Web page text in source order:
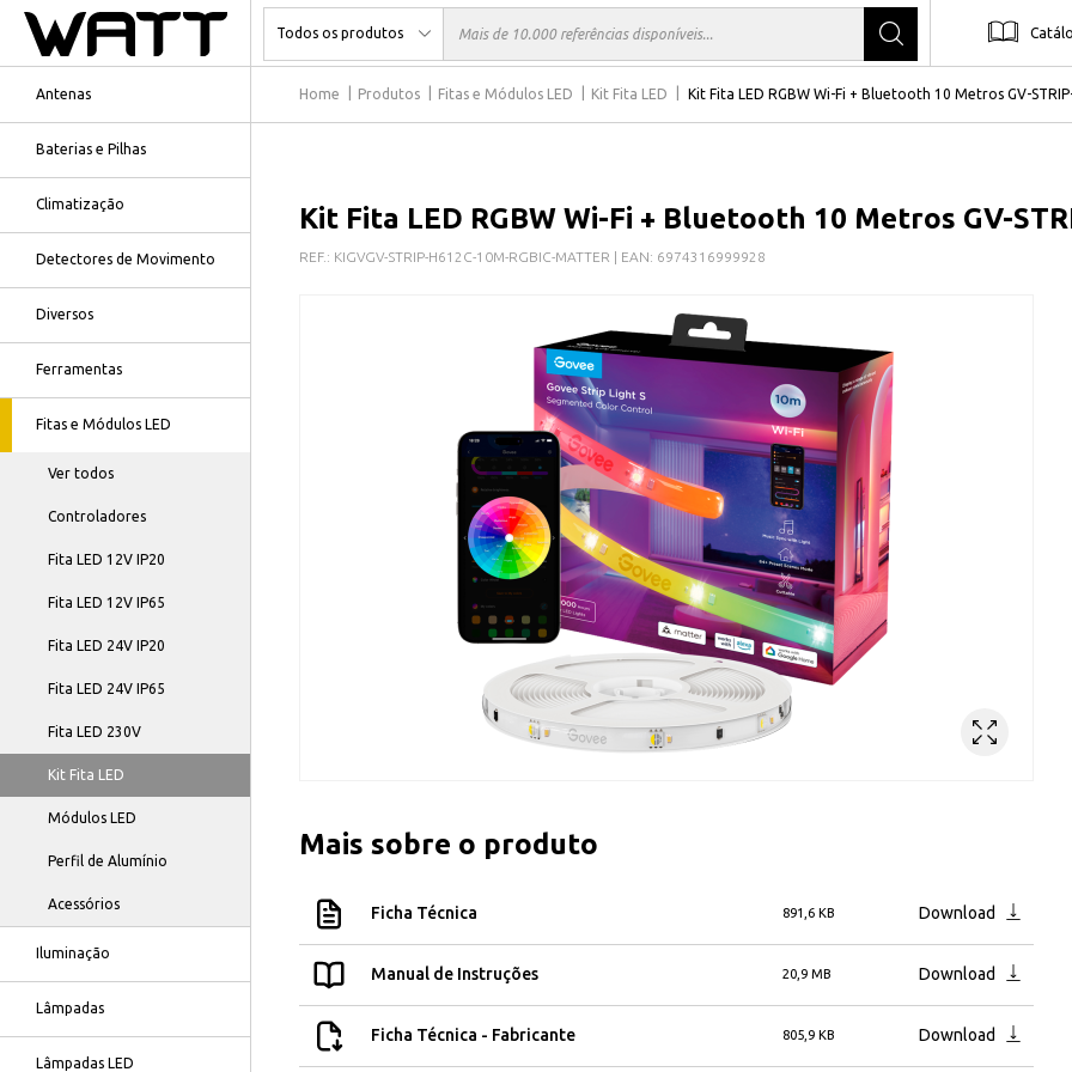
Antenas
Baterias e Pilhas
Climatização
Detectores de Movimento
Diversos
Ferramentas
Fitas e Módulos LED
Ver todos
Controladores
Fita LED 12V IP20
Fita LED 12V IP65
Fita LED 24V IP20
Fita LED 24V IP65
Fita LED 230V
Kit Fita LED
Módulos LED
Perfil de Alumínio
Acessórios
Iluminação
Lâmpadas
Lâmpadas LED
Home Produtos Fitas e Módulos LED Kit Fita LED Kit Fita LED RGBW Wi-Fi + Bluetooth 10 Metros GV-
Kit Fita LED RGBW Wi-Fi + Bluetooth 10 Metros GV-
REF.: KIGVGV-STRIP-H612C-10M-RGBIC-MATTER | EAN: 6974316999928
Mais sobre o produto
Ficha Técnica 891,6 KB Download
Manual de Instruções 20,9 MB Download
Ficha Técnica - Fabricante 805,9 KB Download